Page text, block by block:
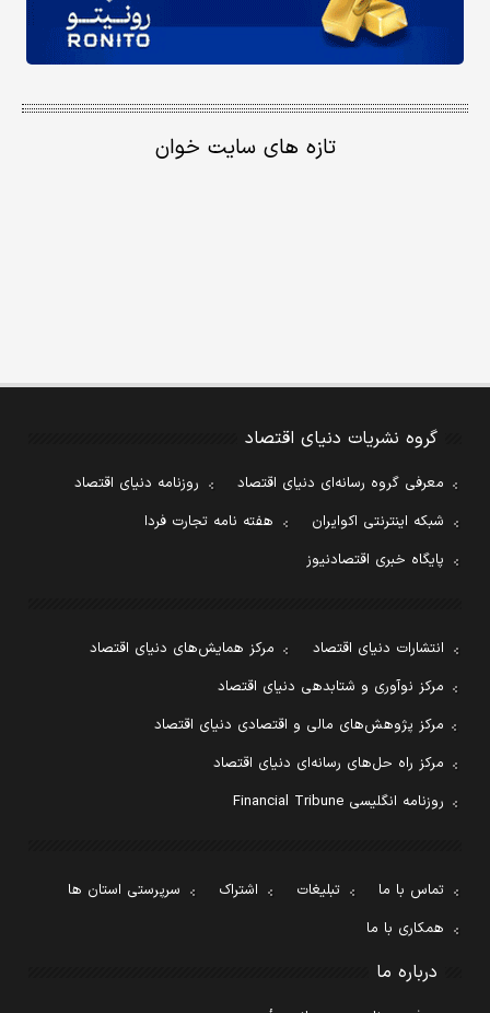
تازه های سایت خوان
گروه نشریات دنیای اقتصاد
معرفی گروه رسانه‌ای دنیای اقتصاد
روزنامه دنیای اقتصاد
شبکه اینترنتی اکوایران
هفته نامه تجارت فردا
پایگاه خبری اقتصادنیوز
انتشارات دنیای اقتصاد
مرکز همایش‌های دنیای اقتصاد
مرکز نوآوری و شتابدهی دنیای اقتصاد
مرکز پژوهش‌های مالی و اقتصادی دنیای اقتصاد
مرکز راه حل‌های رسانه‌ای دنیای اقتصاد
روزنامه انگلیسی Financial Tribune
تماس با ما تبلیغات اشتراک
سرپرستی استان ها
همکاری با ما
درباره ما